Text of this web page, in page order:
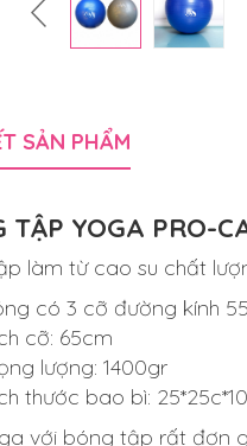
SẢN PHẨM
TẬP YOGA PRO-
làm từ cao su chất
có 3 cỡ đường kính
cỡ: 65cm
lượng: 1400gr
thước bao bì:
với bóng tập rất đơn